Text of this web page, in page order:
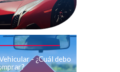
- ¿Cuál debo